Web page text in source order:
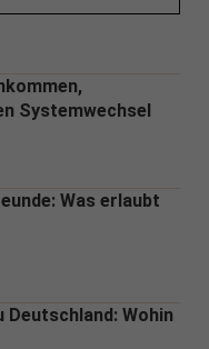
Systemwechsel
Was erlaubt
Deutschland: Wohin